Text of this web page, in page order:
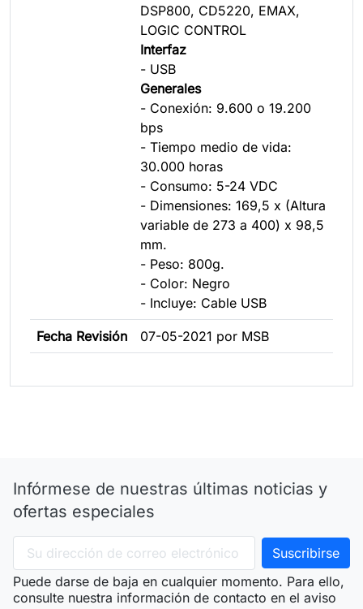
DSP800, CD5220, EMAX,
LOGIC CONTROL
Interfaz
- USB
Generales
- Conexión: 9.600 o 19.200
bps
- Tiempo medio de vida:
30.000 horas
- Consumo: 5-24 VDC
- Dimensiones: 169,5 x (Altura
variable de 273 a 400) x 98,5
mm.
- Peso: 800g.
- Color: Negro
- Incluye: Cable USB
Fecha Revisión 07-05-2021 por MSB
Infórmese de nuestras últimas noticias y
ofertas especiales
Puede darse de baja en cualquier momento. Para ello,
consulte nuestra información de contacto en el aviso